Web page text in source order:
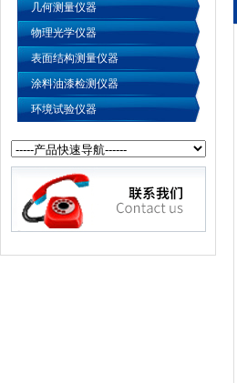
几何测量仪器
物理光学仪器
表面结构测量仪器
涂料油漆检测仪器
环境试验仪器